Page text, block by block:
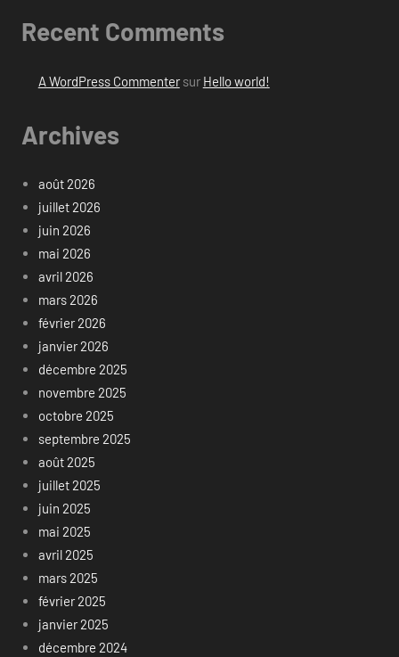
Recent Comments
A WordPress Commentersur Hello world!
Archives
août 2026
juillet 2026
juin 2026
mai 2026
avril 2026
mars 2026
février 2026
janvier 2026
décembre 2025
novembre 2025
octobre 2025
septembre 2025
août 2025
juillet 2025
juin 2025
mai 2025
avril 2025
mars 2025
février 2025
janvier 2025
décembre 2024